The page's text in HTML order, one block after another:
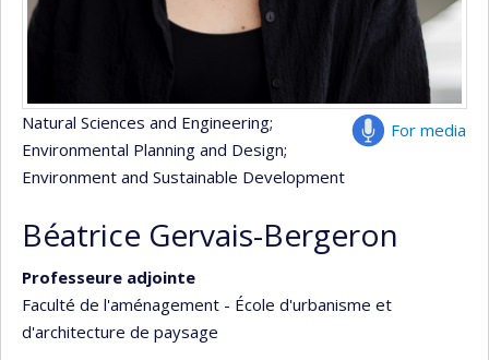
For media
Natural Sciences and Engineering;
Environmental Planning and Design;
Environment and Sustainable Development
Béatrice Gervais-Bergeron
Professeure adjointe
Faculté de l'aménagement - École d'urbanisme et
d'architecture de paysage